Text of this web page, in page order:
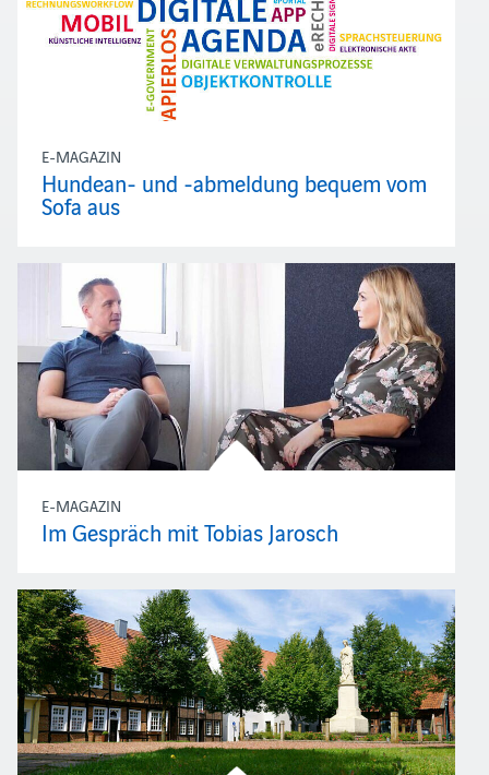
E-MAGAZIN
Hundean- und -abmeldung bequem vom
Sofa aus
E-MAGAZIN
Im Gespräch mit Tobias Jarosch